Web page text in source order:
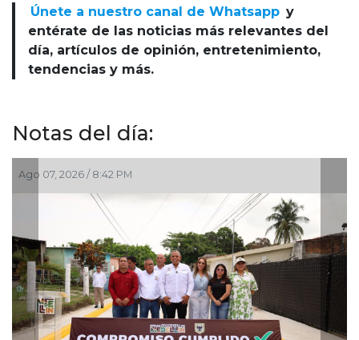
Únete a nuestro canal de Whatsapp y
entérate de las noticias más relevantes del
día, artículos de opinión, entretenimiento,
tendencias y más.
Notas del día:
PM